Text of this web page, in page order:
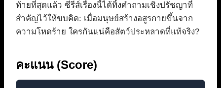
ท้ายที่สุดแล้ว ซีรีส์เรื่องนี้ได้ทิ้งคำถามเชิงปรัชญาที่
สำคัญไว้ให้ขบคิด: เมื่อมนุษย์สร้างอสูรกายขึ้นจาก
ความโหดร้าย ใครกันแน่คือสัตว์ประหลาดที่แท้จริง?
คะแนน (Score)